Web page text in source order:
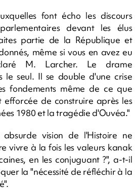
font écho les discours
devant les élus
partie de la République et
même si vous en avez eu
M. Larcher. Le drame
le seul. Il se double d'une crise
fondements même de ce que
efforcée de construire après les
1980 et la tragédie d'Ouvéa."
vision de l'Histoire ne
vivre à la fois les valeurs kanak
en les conjuguant ?", a-t-il
la "nécessité de réfléchir à la